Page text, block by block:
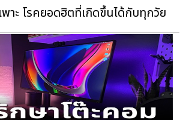
พาะ โรคยอดฮิตที่เกิดขึ้นได้กับทุกวัย